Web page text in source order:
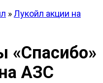
»Лукойл акции на
«Спасибо»
АЗС